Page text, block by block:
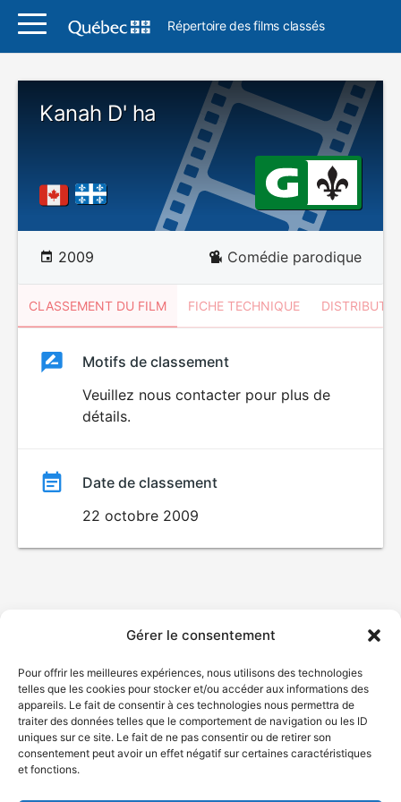
Gérer le consentement
Pour offrir les meilleures expériences, nous utilisons des technologies
telles que les cookies pour stocker et/ou accéder aux informations des
appareils. Le fait de consentir à ces technologies nous permettra de
traiter des données telles que le comportement de navigation ou les ID
uniques sur ce site. Le fait de ne pas consentir ou de retirer son
consentement peut avoir un effet négatif sur certaines caractéristiques
et fonctions.
Répertoire des films classés
Kanah D' ha
2009 Comédie parodique
CLASSEMENT DU FILM FICHE TECHNIQUE
ClassementClassement
Motifs de classement
Veuillez nous contacter pour plus de
détails.
Date de classement
22 octobre 2009